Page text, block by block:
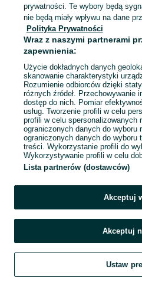
Mapa kategorii
Mapa miejscowości
Mapa ministron
Szukaj Obserwujesz
prywatności. Te wybory będą
nie będą miały wpływu na dane
Polityka Prywatności
Wraz z naszymi partnerami
zapewnienia:
Użycie dokładnych danych
skanowanie charakterystyki
Rozumienie odbiorców dzięki
różnych źródeł. Przechowywanie
dostęp do nich. Pomiar
usług. Tworzenie profili w celu
profili w celu spersonalizowanych
ograniczonych danych do wyboru
ograniczonych danych do wyboru
treści. Wykorzystanie profili do
Wykorzystywanie profili w celu
Lista partnerów (dostawców)
Akceptuj
Akceptuj
Ustaw